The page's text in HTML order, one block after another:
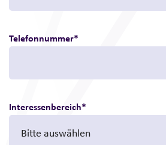
Telefonnummer*
Interessenbereich*